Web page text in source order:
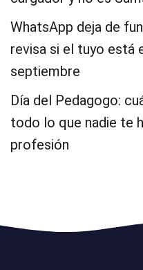
WhatsApp deja de
revisa si el tuyo está
septiembre
Día del Pedagogo:
todo lo que nadie te
profesión